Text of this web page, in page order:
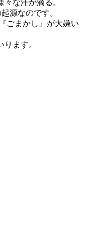
な汗が滴る。
源なのです。
ごまかし』が大嫌い
ます。